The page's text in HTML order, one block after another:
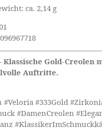
ca. 2,14 g
Klassische Gold-
Auftritte.
#Veloria #333Gold
#DamenCreolen